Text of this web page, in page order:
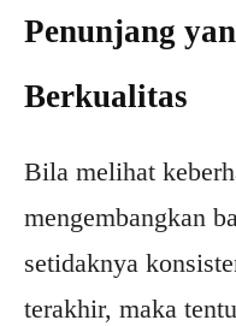
Penunjang
Berkualitas
Bila melihat
mengembangkan
setidaknya
terakhir, maka